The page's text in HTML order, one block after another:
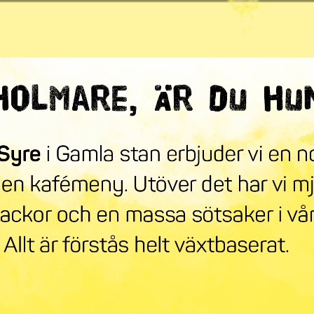
världen
Syre Play Nyhetsbrev Stöd oss Mer